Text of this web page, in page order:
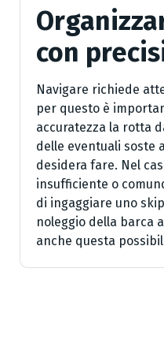
con
Navigare richiede
per questo è
accuratezza la rotta
delle eventuali soste
desidera fare. Nel
insufficiente o
di ingaggiare uno
noleggio della barca
anche questa